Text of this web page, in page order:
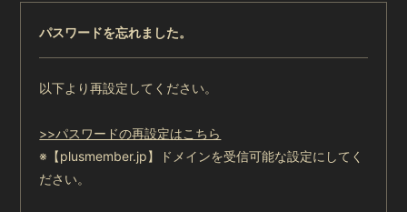
パスワードを忘れました。
以下より再設定してください。
>>パスワードの再設定はこちら
※【plusmember.jp】ドメインを受信可能な設定にしてく
ださい。